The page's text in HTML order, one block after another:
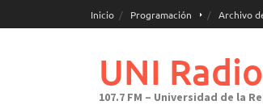
al
Inicio Programación Archivo
UNI Radio
107.7 FM – Universidad de la